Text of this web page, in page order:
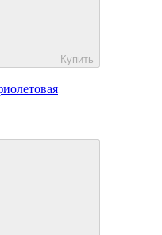
Купить